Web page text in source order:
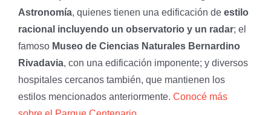
Astronomía, quienes tienen una edificación de estilo
racional incluyendo un observatorio y un radar; el
famoso Museo de Ciencias Naturales Bernardino
Rivadavia, con una edificación imponente; y diversos
hospitales cercanos también, que mantienen los
estilos mencionados anteriormente. Conocé más